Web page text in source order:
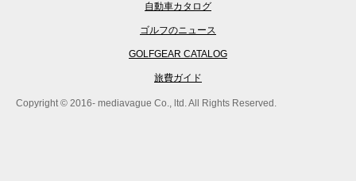
自動車カタログ
ゴルフのニュース
GOLFGEAR CATALOG
旅費ガイド
Copyright © 2016- mediavague Co., ltd. All Rights Reserved.